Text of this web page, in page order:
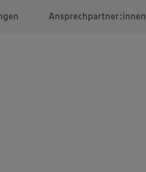
Ansprechpartner:innen